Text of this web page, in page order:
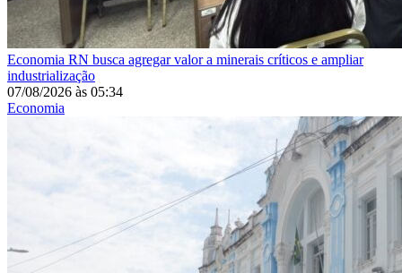
Economia RN busca agregar valor a minerais críticos e ampliar
industrialização
07/08/2026 às 05:34
Economia